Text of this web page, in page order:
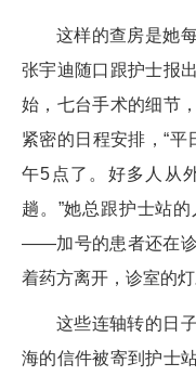
这样的查房是她
张宇迪随口跟护士报
始，七台手术的细节
紧密的日程安排，“
午5点了。好多人从
趟。”她总跟护士站
——加号的患者还在诊
着药方离开，诊室的灯
这些连轴转的日
海的信件被寄到护士